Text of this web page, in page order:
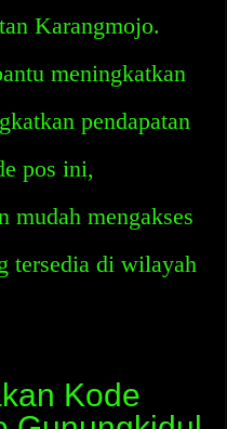
Karangmojo.
meningkatkan
pendapatan
pos ini,
mudah mengakses
tersedia di wilayah
Kode